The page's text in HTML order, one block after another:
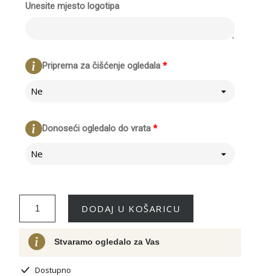
Unesite mjesto logotipa
*
Priprema za čišćenje ogledala
Ne
*
Donoseći ogledalo do vrata
Ne
DODAJ U KOŠARICU
Stvaramo ogledalo za Vas
Dostupno